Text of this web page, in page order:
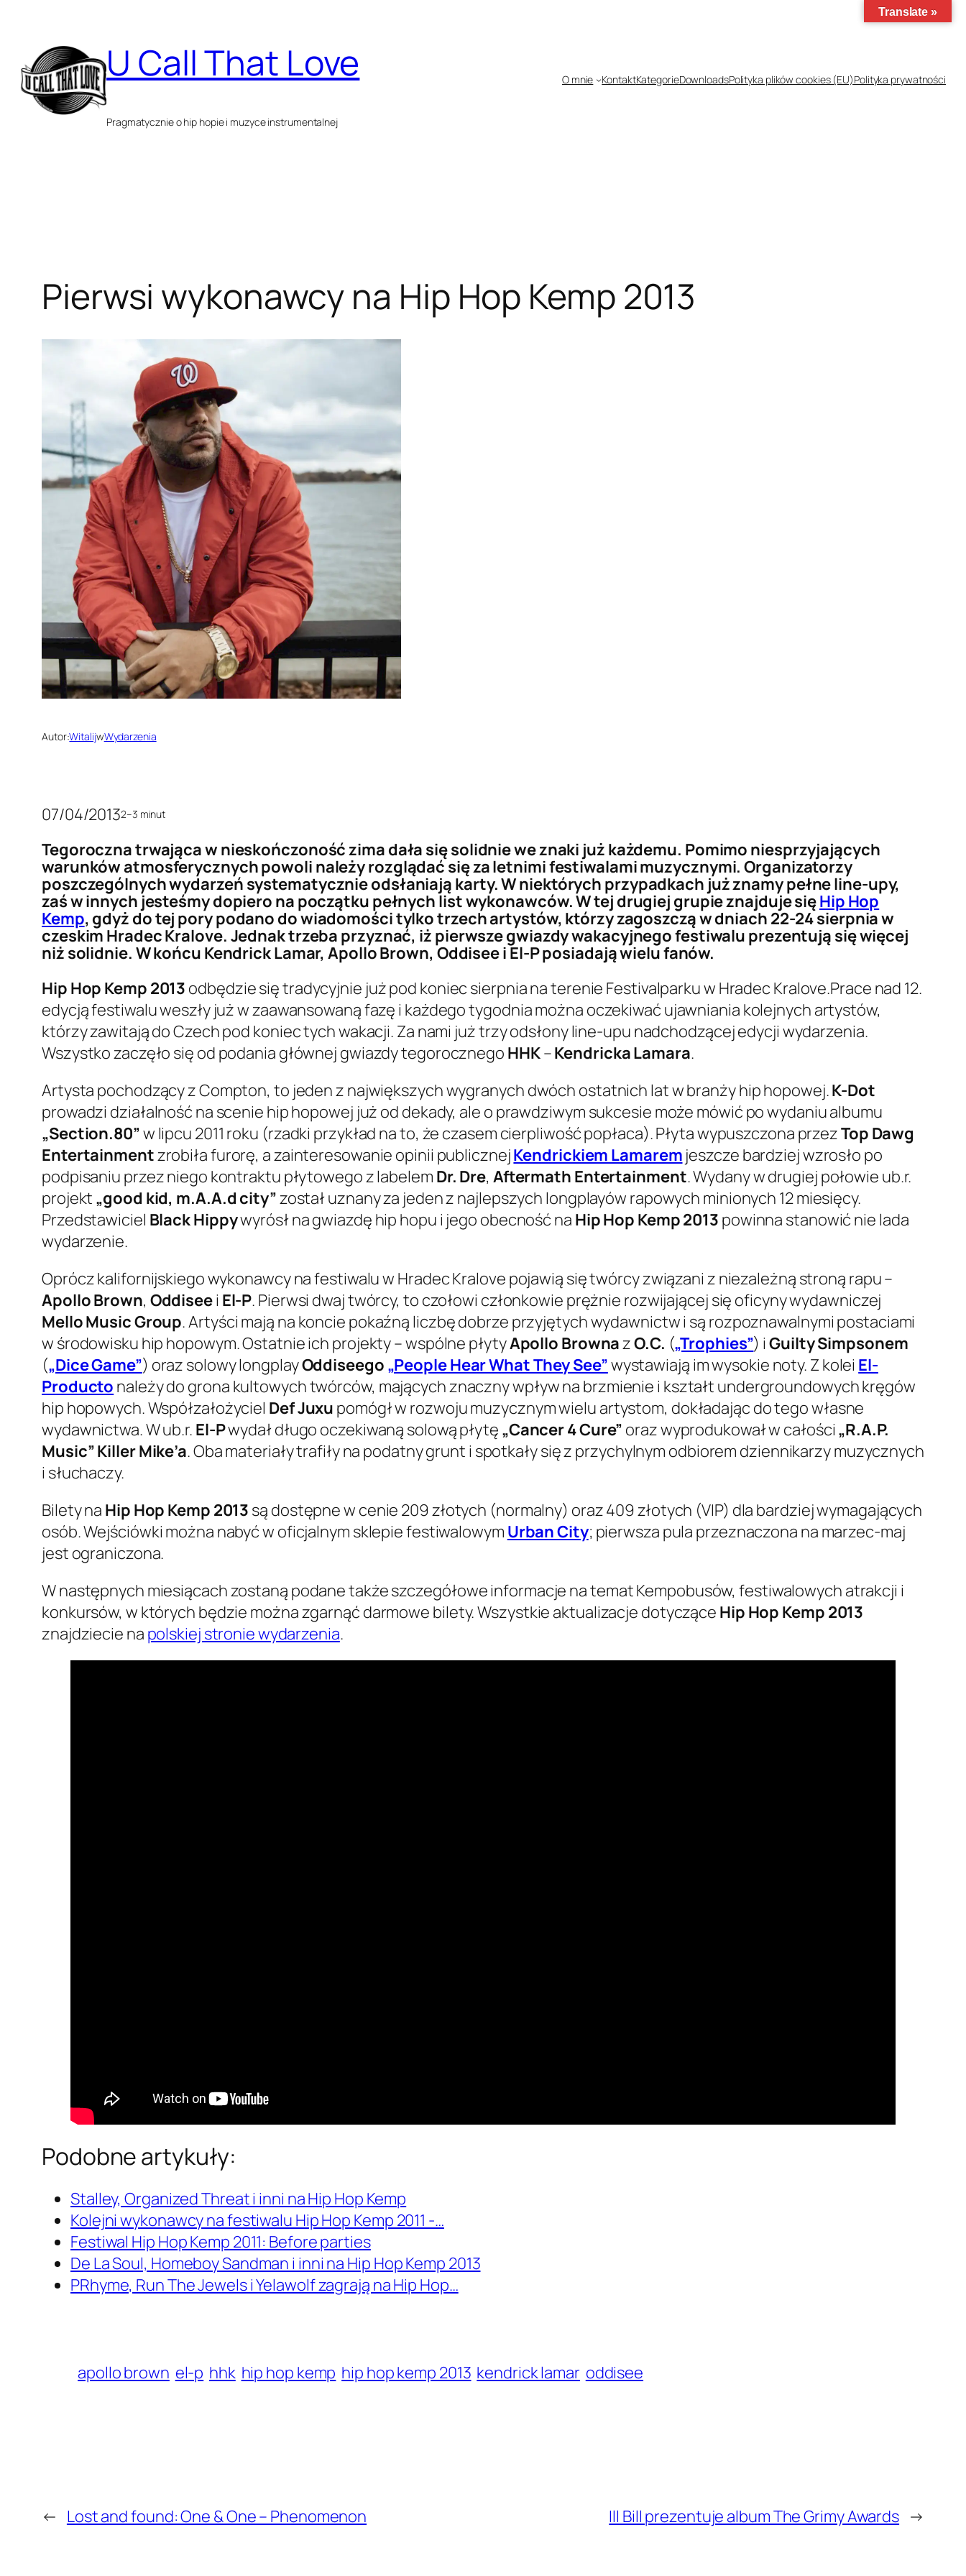
treści
U Call That Love
Pragmatycznie o hip hopie i muzyce instrumentalnej
O mnie KontaktKategorieDownloadsPolityka plików cookies (EU)Polityka prywatności
Pierwsi wykonawcy na Hip Hop Kemp 2013
Autor:WitalijwWydarzenia
07/04/20132–3 minut
Tegoroczna trwająca w nieskończoność zima dała się solidnie we znaki już każdemu. Pomimo niesprzyjających
warunków atmosferycznych powoli należy rozglądać się za letnimi festiwalami muzycznymi. Organizatorzy
poszczególnych wydarzeń systematycznie odsłaniają karty. W niektórych przypadkach już znamy pełne line-upy,
zaś w innych jesteśmy dopiero na początku pełnych list wykonawców. W tej drugiej grupie znajduje sięHip Hop
Kemp, gdyż do tej pory podano do wiadomości tylko trzech artystów, którzy zagoszczą w dniach 22-24 sierpnia w
czeskim Hradec Kralove. Jednak trzeba przyznać, iż pierwsze gwiazdy wakacyjnego festiwalu prezentują się więcej
niż solidnie. W końcu Kendrick Lamar, Apollo Brown, Oddisee i El-P posiadają wielu fanów.
Hip Hop Kemp 2013 odbędzie się tradycyjnie już pod koniec sierpnia na terenie Festivalparku w Hradec Kralove.Prace nad 12.
edycją festiwalu weszły już w zaawansowaną fazę i każdego tygodnia można oczekiwać ujawniania kolejnych artystów,
którzy zawitają do Czech pod koniec tych wakacji. Za nami już trzy odsłony line-upu nadchodzącej edycji wydarzenia.
Wszystko zaczęło się od podania głównej gwiazdy tegorocznego HHK–Kendricka Lamara.
Artysta pochodzący z Compton, to jeden z największych wygranych dwóch ostatnich lat w branży hip hopowej.K-Dot
prowadzi działalność na scenie hip hopowej już od dekady, ale o prawdziwym sukcesie może mówić po wydaniu albumu
„Section.80”w lipcu 2011 roku (rzadki przykład na to, że czasem cierpliwość popłaca). Płyta wypuszczona przezTop Dawg
Entertainmentzrobiła furorę, a zainteresowanie opinii publicznejKendrickiem Lamarem jeszcze bardziej wzrosło po
podpisaniu przez niego kontraktu płytowego z labelem Dr. Dre, Aftermath Entertainment. Wydany w drugiej połowie ub.r.
projekt „good kid, m.A.A.d city”został uznany za jeden z najlepszych longplayów rapowych minionych 12 miesięcy.
Przedstawiciel Black Hippywyrósł na gwiazdę hip hopu i jego obecność na Hip Hop Kemp 2013 powinna stanowić nie lada
wydarzenie.
Oprócz kalifornijskiego wykonawcy na festiwalu w Hradec Kralove pojawią się twórcy związani z niezależną stroną rapu –
Apollo Brown, Oddiseei El-P. Pierwsi dwaj twórcy, to czołowi członkowie prężnie rozwijającej się oficyny wydawniczej
Mello Music Group. Artyści mają na koncie pokaźną liczbę dobrze przyjętych wydawnictw i są rozpoznawalnymi postaciami
w środowisku hip hopowym. Ostatnie ich projekty – wspólne płytyApollo BrownazO.C. („Trophies”) iGuilty Simpsonem
(„Dice Game”) oraz solowy longplayOddiseego „People Hear What They See”wystawiają im wysokie noty. Z kolei El-
Producto należy do grona kultowych twórców, mających znaczny wpływ na brzmienie i kształt undergroundowych kręgów
hip hopowych. Współzałożyciel Def Juxu pomógł w rozwoju muzycznym wielu artystom, dokładając do tego własne
wydawnictwa. W ub.r. El-Pwydał długo oczekiwaną solową płytę „Cancer 4 Cure” oraz wyprodukował w całości „R.A.P.
Music” Killer Mike’a. Oba materiały trafiły na podatny grunt i spotkały się z przychylnym odbiorem dziennikarzy muzycznych
i słuchaczy.
Bilety na Hip Hop Kemp 2013 są dostępne w cenie 209 złotych (normalny) oraz 409 złotych (VIP) dla bardziej wymagających
osób. Wejściówki można nabyć w oficjalnym sklepie festiwalowym Urban City; pierwsza pula przeznaczona na marzec-maj
jest ograniczona.
W następnych miesiącach zostaną podane także szczegółowe informacje na temat Kempobusów, festiwalowych atrakcji i
konkursów, w których będzie można zgarnąć darmowe bilety. Wszystkie aktualizacje dotyczące Hip Hop Kemp 2013
znajdziecie na polskiej stronie wydarzenia.
Podobne artykuły:
Stalley, Organized Threat i inni na Hip Hop Kemp
Kolejni wykonawcy na festiwalu Hip Hop Kemp 2011 -…
Festiwal Hip Hop Kemp 2011: Before parties
De La Soul, Homeboy Sandman i inni na Hip Hop Kemp 2013
PRhyme, Run The Jewels i Yelawolf zagrają na Hip Hop…
apollo brown el-p hhk hip hop kemp hip hop kemp 2013 kendrick lamar oddisee
← Lost and found: One & One – Phenomenon Ill Bill prezentuje album The Grimy Awards →
Translate »